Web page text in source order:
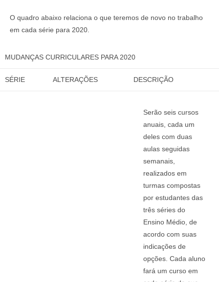
O quadro abaixo relaciona o que teremos de novo no trabalho
em cada série para 2020.
MUDANÇAS CURRICULARES PARA 2020
SÉRIE ALTERAÇÕES DESCRIÇÃO
Serão seis cursos
anuais, cada um
deles com duas
aulas seguidas
semanais,
realizados em
turmas compostas
por estudantes das
três séries do
Ensino Médio, de
acordo com suas
indicações de
opções. Cada aluno
fará um curso em